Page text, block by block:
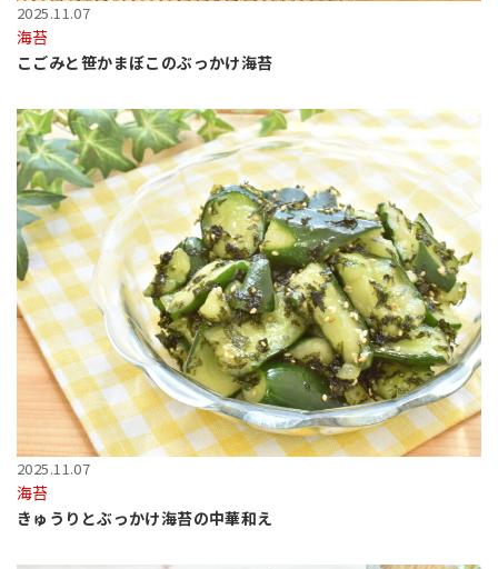
2025.11.07
海苔
こごみと笹かまぼこのぶっかけ海苔
2025.11.07
海苔
きゅうりとぶっかけ海苔の中華和え